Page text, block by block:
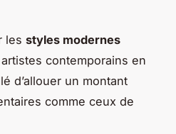
les styles modernes
contemporains en
d’allouer un montant
comme ceux de